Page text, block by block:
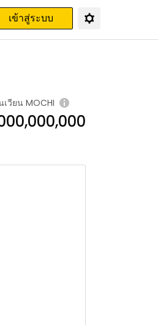
เข้าสู่ระบบ
วียน MOCHI